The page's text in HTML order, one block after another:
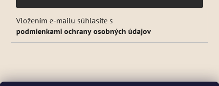
SA
Vložením e-mailu súhlasíte s
podmienkami ochrany osobných údajov